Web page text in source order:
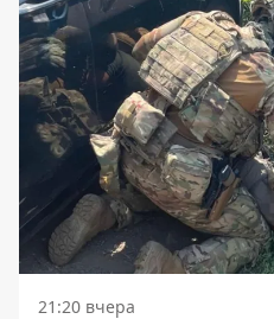
21:20 вчера